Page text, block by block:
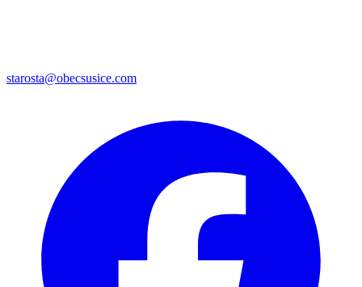
starosta@obecsusice.com